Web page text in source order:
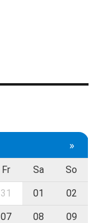
»
Fr Sa So
31 01 02
07 08 09